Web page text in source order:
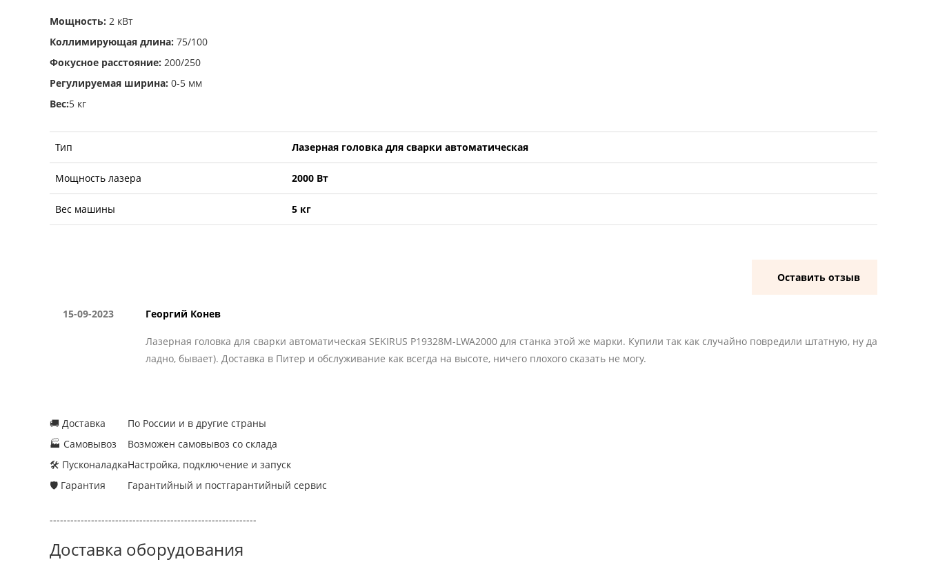
Мощность: 2 кВт
Коллимирующая длина: 75/100
Фокусное расстояние: 200/250
Регулируемая ширина: 0-5 мм
Вес:5 кг
Тип Лазерная головка для сварки автоматическая
Мощность лазера 2000 Вт
Вес машины 5 кг
Оставить отзыв
15-09-2023 Георгий Конев
Лазерная головка для сварки автоматическая SEKIRUS P19328M-LWA2000 для станка этой же марки. Купили так как случайно повредили штатную, ну да
ладно, бывает). Доставка в Питер и обслуживание как всегда на высоте, ничего плохого сказать не могу.
🚚 Доставка
🏭 Самовывоз
🛠 Пусконаладка
🛡 Гарантия
По России и в другие страны
Возможен самовывоз со склада
Настройка, подключение и запуск
Гарантийный и постгарантийный сервис
------------------------------------------------------------
Доставка оборудования